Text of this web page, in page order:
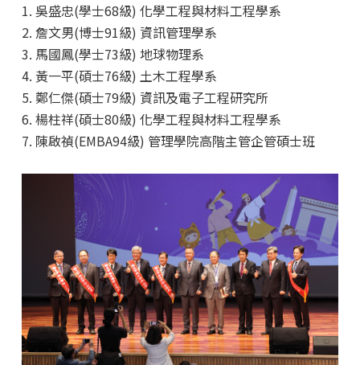
1. 吳盛忠(學士68級) 化學工程與材料工程學系
2. 詹文男(博士91級) 資訊管理學系
3. 馬國鳳(學士73級) 地球物理系
4. 黃一平(碩士76級) 土木工程學系
5. 鄭仁傑(碩士79級) 資訊及電子工程研究所
6. 楊柱祥(碩士80級) 化學工程與材料工程學系
7. 陳啟禎(EMBA94級) 管理學院高階主管企管碩士班